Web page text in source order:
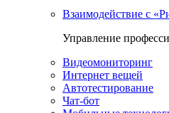
Взаимодействие с
Управление
Видеомониторинг
Интернет вещей
Автотестирование
Чат-бот